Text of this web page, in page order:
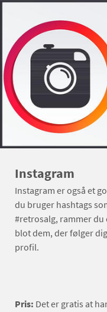
Instagram
Instagram er også et
du bruger hashtags
#retrosalg, rammer du
blot dem, der følger
profil.
Pris: Det er gratis at